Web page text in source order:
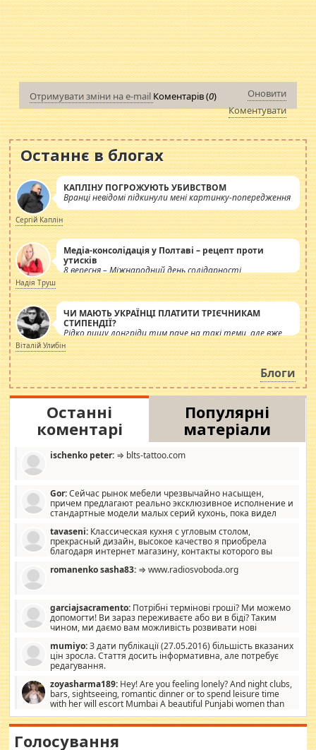
Отримувати зміни на e-mail Коментарів (0)
Оновити
Коментувати
Останнє в блогах
КАПЛІНУ ПОГРОЖУЮТЬ УБИВСТВОМ
Вранці невідомі підкинули мені картинку-попередження
Сергій Каплін
Медіа-консолідація у Полтаві – рецепт проти
утисків
8 вересня – Міжнародний день солідарності
журналістів.
Надія Труш
ЧИ МАЮТЬ УКРАЇНЦІ ПЛАТИТИ ТРІЄЧНИКАМ
СТИПЕНДІЇ?
Рідко пишу лонгріди тим паче на такі теми, але вже
просто дістало! Обурюють сьогоднішні інсенуації
навколо стипендіального питання. Штучно
роздувається ще одна соціальна катастрофа.
Віталій Улибін
Блоги
Останні
коментарі
Популярні
матеріали
ischenko peter: ⇒ blts-tattoo.com
Gor:Сейчас рынок мебели чрезвычайно насыщен,
причем предлагают реально эксклюзивное исполнение и
стандартные модели малых серий кухонь, пока видел
стандартные формы, в MebelOk, креативненько и что главное -
со вкусом все в порядке, без ненужных наворотов удорожающих
мебель, а это не последний фактор.
tavaseni: Классическая кухня с угловым столом,
прекрасный дизайн, высокое качество я приобрела
благодаря интернет магазину, контакты которого вы
romanenko sasha83: ⇒ www.radiosvoboda.org
garciajsacramento: Потрібні термінові гроші? Ми можемо
допомогти! Ви зараз переживаєте або ви в біді? Таким
чином, ми даємо вам можливість розвивати нові
допомагати людям, які намагаються дати їм шанс. Кожен
заслуговує на другий шанс, і, оскільки влада не зможе, вони
повинні приймати від інших. Для нас нема багато суми, і зрілість
витрат, а тільки узгоджених сум і нічого іншого. Не чекайте і не
коментуйте цей пост. Введіть суму, яку ви хочете подати, і ми
зв'яжемося з вами з усіма варіантами. зв'яжіться з нами
сьогодні на garciajsacramento@gmail.com Вам потрібні термінові
гроші? Ми можемо допомогти!
mumiyo:З дати публікації (27.05.2016) більшість вказаних
цін зросла. Стаття досить інформативна, але потребує
редагування.
zoyasharma189: Hey! Are you feeling lonely? And night clubs,
bars, sightseeing, romantic dinner or to spend leisure time
with her will escort Mumbai A beautiful Punjabi women than
sexy escort companion in arms that you guys feel like 5 star luxury
hotel had to spend the night in their search for loved solitaire free
woman "Love Solitaire" beautiful figure and shapely body shapes.
Голосування